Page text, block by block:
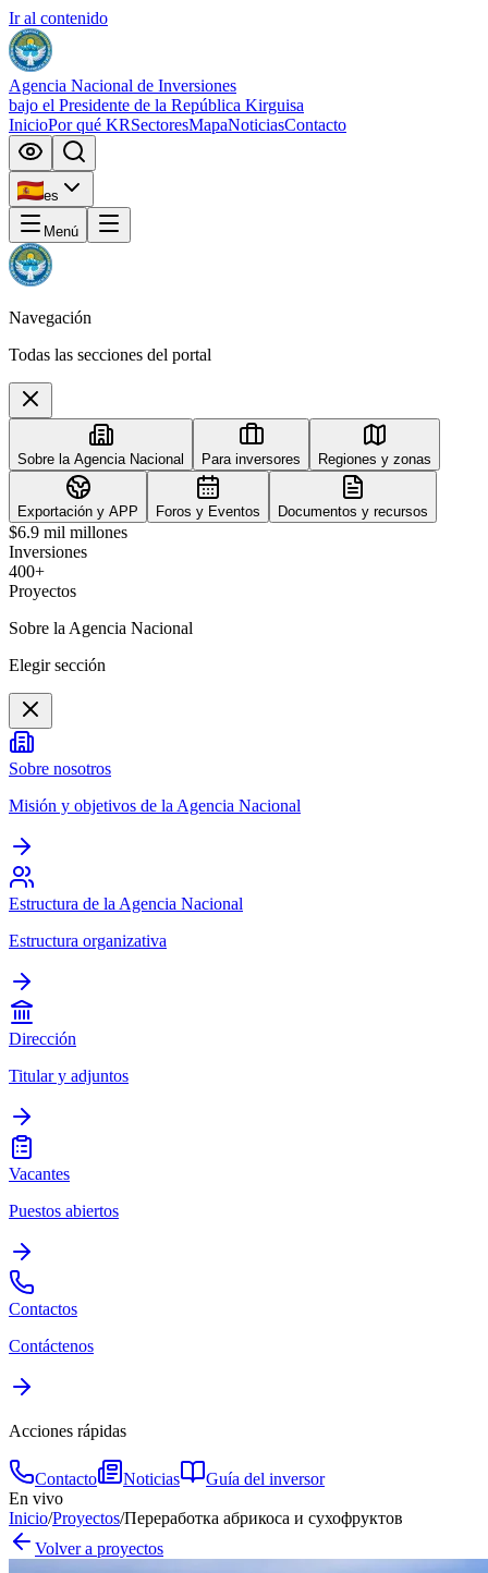
Ir al contenido
Agencia Nacional de Inversiones
bajo el Presidente de la República Kirguisa
InicioPor qué KRSectoresMapaNoticiasContacto
es
Menú
Navegación
Todas las secciones del portal
Sobre la Agencia Nacional Para inversores Regiones y zonas
Exportación y APP Foros y Eventos Documentos y recursos
$6.9 mil millones
Inversiones
400+
Proyectos
Sobre la Agencia Nacional
Elegir sección
Sobre nosotros
Misión y objetivos de la Agencia Nacional
Estructura de la Agencia Nacional
Estructura organizativa
Dirección
Titular y adjuntos
Vacantes
Puestos abiertos
Contactos
Contáctenos
Acciones rápidas
Contacto Noticias
Guía del inversor
En vivo
Inicio/Proyectos/Переработка абрикоса и сухофруктов
Volver a proyectos